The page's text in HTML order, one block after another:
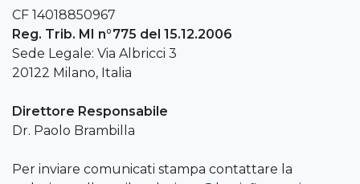
CF 14018850967
Reg. Trib. MI n°775 del 15.12.2006
Sede Legale: Via Albricci 3
20122 Milano, Italia
Direttore Responsabile
Dr. Paolo Brambilla
Per inviare comunicati stampa contattare la